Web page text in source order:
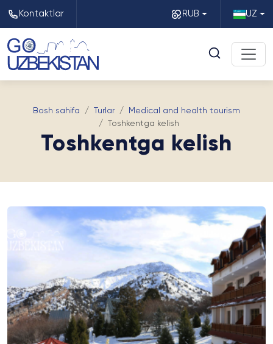
Kontaktlar RUB UZ
Bosh sahifa Turlar
Medical and health tourism
Toshkentga kelish
Toshkentga kelish